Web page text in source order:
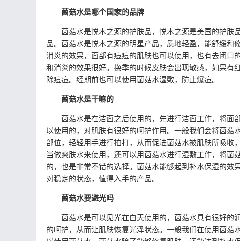
菌菇水是哪个国家的品牌
菌菇水是悦木之源的护肤品，悦木之源是美国的护肤
品。菌菇水是悦木之源的明星产品，质地轻盈，能舒缓
消炎的效果，面部有痘痘的肌肤也可以使用，也有去闭
和消炎的效果很好。换季的时候皮肤会出现敏感，如果
除痘痘。经期前也可以使用菌菇水湿敷，防止爆痘。
菌菇水是干嘛的
菌菇水是在洁面之后使用的，先进行洁面工作，将面
以使用的，对肌肤有很好的呵护作用。一般我们会将菌
部位，轻轻用手进行拍打，从而促进菌菇水被肌肤所吸
当做爽肤水来使用，还可以用菌菇水进行湿敷工作，将
的，也是非常不错的选择。菌菇水能够起到补水保湿的
对稳定的状态，值得入手的产品。
菌菇水要避光吗
菌菇水是可以见光在白天使用的，菌菇水具有很好的
的呵护，从而让肌肤恢复光泽状态。一般我们在使用菌